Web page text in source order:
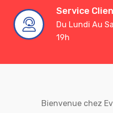
Service
Du Lundi Au
19h
Bienvenue chez